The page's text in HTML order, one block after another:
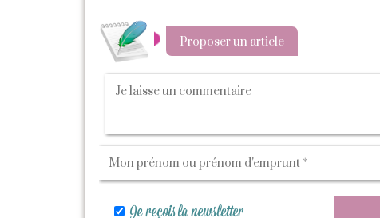
Proposer un article
Je reçois la newsletter